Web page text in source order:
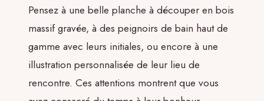
Pensez à une belle planche à découper en bois
massif gravée, à des peignoirs de bain haut de
gamme avec leurs initiales, ou encore à une
illustration personnalisée de leur lieu de
rencontre. Ces attentions montrent que vous